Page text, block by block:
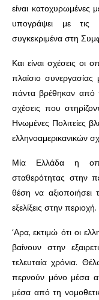
είναι
υπογράψει με τις
συγκεκριμένα στη
Και είναι σχέσεις οι
πλαίσιο
πάντα βρέθηκαν από
σχέσεις που
Ηνωμένες Πολιτείες
ελληνοαμερικανικών
Μία Ελλάδα η
σταθερότητας στην
θέση να αξιοποιήσει
εξελίξεις στην περιοχή.
‘Αρα, εκτιμώ ότι οι
βαίνουν στην
τελευταία χρόνια.
περνούν μόνο μέσα
μέσα από τη